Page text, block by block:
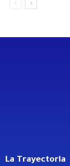
La Trayectoria